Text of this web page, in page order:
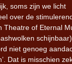
soms zijn we licht
over de
Theatre of Eternal
niet genoeg
Dat is misschien